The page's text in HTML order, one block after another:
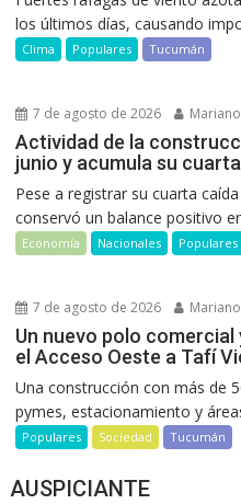
los últimos días, causando
Clima Populares Tucumán
7 de agosto de 2026
Actividad de la
junio y acumula su
Pese a registrar su cuarta
conservó un balance positivo
Economía Nacionales Populares
7 de agosto de 2026
Un nuevo polo
el Acceso Oeste a Tafí
Una construcción con más de
pymes, estacionamiento y
Populares Sociedad Tucumán
AUSPICIANTE